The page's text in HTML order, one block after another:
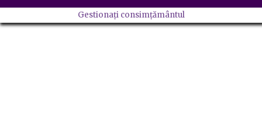
Gestionați consimțământul